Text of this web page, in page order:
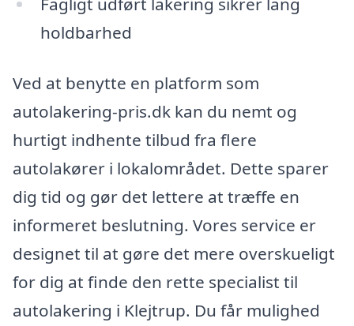
holdbarhed
Ved at benytte en platform som
autolakering-pris.dk kan du nemt og
hurtigt indhente tilbud fra flere
autolakører i lokalområdet. Dette sparer
dig tid og gør det lettere at træffe en
informeret beslutning. Vores service er
designet til at gøre det mere overskueligt
for dig at finde den rette specialist til
autolakering i Klejtrup. Du får mulighed